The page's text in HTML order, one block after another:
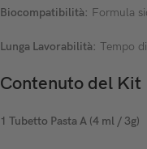
Biocompatibilità: Formula
Lunga Lavorabilità: Tempo
Contenuto del Kit
1 Tubetto Pasta A (4 ml / 3g)